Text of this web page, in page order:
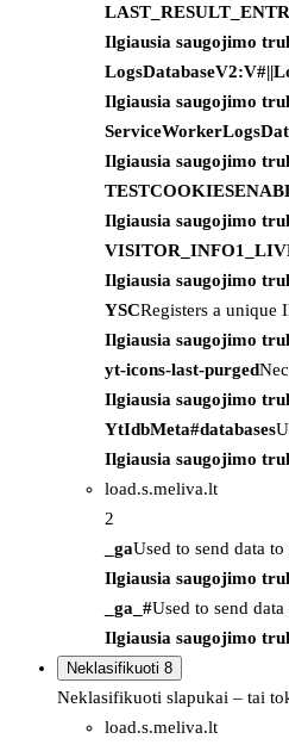
Ilgiausia saugojimo
Ilgiausia saugojimo
Ilgiausia saugojimo
Ilgiausia saugojimo
Ilgiausia saugojimo
YSCRegisters a unique
Ilgiausia saugojimo
yt-icons-last-purged
Ilgiausia saugojimo
YtIdbMeta#databases
Ilgiausia saugojimo
load.s.meliva.lt
2
_gaUsed to send data
Ilgiausia saugojimo
_ga_#Used to send
Ilgiausia saugojimo
Neklasifikuoti 8
Neklasifikuoti slapukai – tai
load.s.meliva.lt